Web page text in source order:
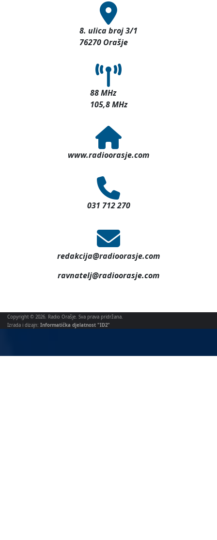
8. ulica broj 3/1
76270 Orašje
88 MHz
105,8 MHz
www.radioorasje.com
031 712 270
redakcija@radioorasje.com
ravnatelj@radioorasje.com
Copyright © 2026. Radio Orašje. Sva prava pridržana.
Izrada i dizajn: Informatička djelatnost "ID2"